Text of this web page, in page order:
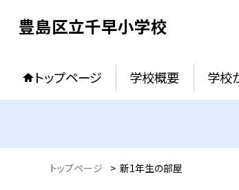
豊島区立千早小学校
トップページ 学校概要 学校
トップページ > 新1年生の部屋